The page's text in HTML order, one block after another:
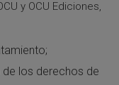
y OCU Ediciones,
los derechos de